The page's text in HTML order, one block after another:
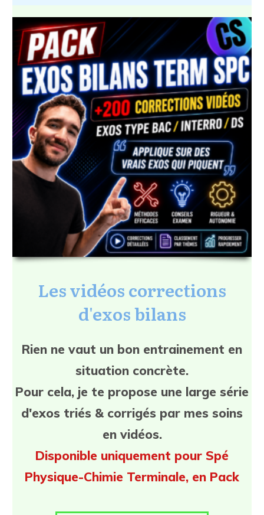
Les vidéos corrections
d'exos bilans
Rien ne vaut un bon entrainement en
situation concrète.
Pour cela, je te propose une large série
d'exos triés & corrigés par mes soins
en vidéos.
Disponible uniquement pour Spé
Physique-Chimie Terminale, en Pack